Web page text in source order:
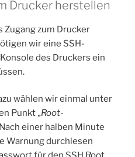
Drucker herstellen
Zugang zum Drucker
wir eine SSH-
des Druckers ein
wählen wir einmal unter
Punkt „Root-
Nach einer halben Minute
Warnung durchlesen